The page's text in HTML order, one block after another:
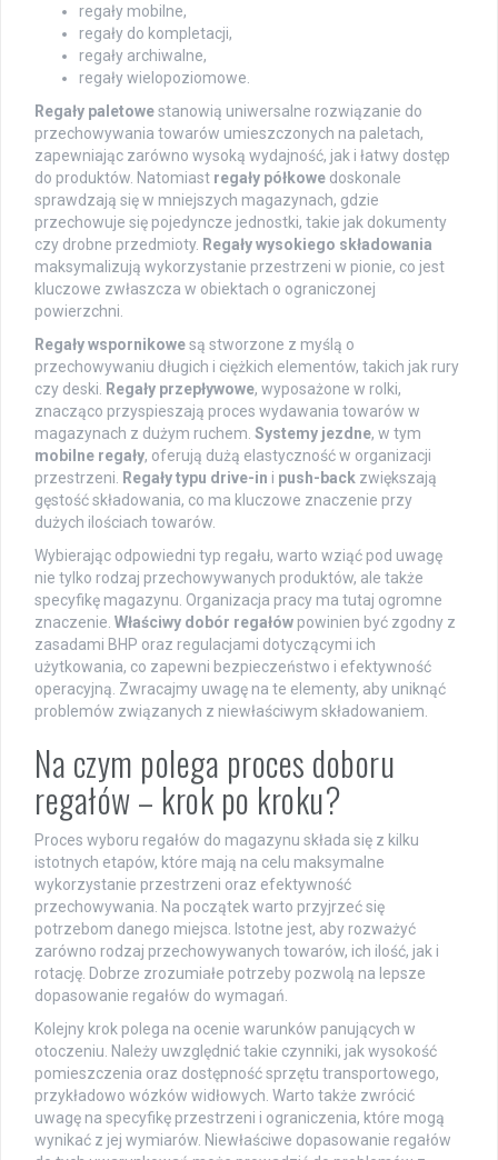
regały mobilne,
regały do kompletacji,
regały archiwalne,
regały wielopoziomowe.
Regały paletowestanowią uniwersalne rozwiązanie do
przechowywania towarów umieszczonych na paletach,
zapewniając zarówno wysoką wydajność, jak i łatwy dostęp
do produktów. Natomiast regały półkowe doskonale
sprawdzają się w mniejszych magazynach, gdzie
przechowuje się pojedyncze jednostki, takie jak dokumenty
czy drobne przedmioty. Regały wysokiego składowania
maksymalizują wykorzystanie przestrzeni w pionie, co jest
kluczowe zwłaszcza w obiektach o ograniczonej
powierzchni.
Regały wspornikowesą stworzone z myślą o
przechowywaniu długich i ciężkich elementów, takich jak rury
czy deski. Regały przepływowe, wyposażone w rolki,
znacząco przyspieszają proces wydawania towarów w
magazynach z dużym ruchem. Systemy jezdne, w tym
mobilne regały, oferują dużą elastyczność w organizacji
przestrzeni. Regały typu drive-in i push-back zwiększają
gęstość składowania, co ma kluczowe znaczenie przy
dużych ilościach towarów.
Wybierając odpowiedni typ regału, warto wziąć pod uwagę
nie tylko rodzaj przechowywanych produktów, ale także
specyfikę magazynu. Organizacja pracy ma tutaj ogromne
znaczenie. Właściwy dobór regałów powinien być zgodny z
zasadami BHP oraz regulacjami dotyczącymi ich
użytkowania, co zapewni bezpieczeństwo i efektywność
operacyjną. Zwracajmy uwagę na te elementy, aby uniknąć
problemów związanych z niewłaściwym składowaniem.
Na czym polega proces doboru
regałów – krok po kroku?
Proces wyboru regałów do magazynu składa się z kilku
istotnych etapów, które mają na celu maksymalne
wykorzystanie przestrzeni oraz efektywność
przechowywania. Na początek warto przyjrzeć się
potrzebom danego miejsca. Istotne jest, aby rozważyć
zarówno rodzaj przechowywanych towarów, ich ilość, jak i
rotację. Dobrze zrozumiałe potrzeby pozwolą na lepsze
dopasowanie regałów do wymagań.
Kolejny krok polega na ocenie warunków panujących w
otoczeniu. Należy uwzględnić takie czynniki, jak wysokość
pomieszczenia oraz dostępność sprzętu transportowego,
przykładowo wózków widłowych. Warto także zwrócić
uwagę na specyfikę przestrzeni i ograniczenia, które mogą
wynikać z jej wymiarów. Niewłaściwe dopasowanie regałów